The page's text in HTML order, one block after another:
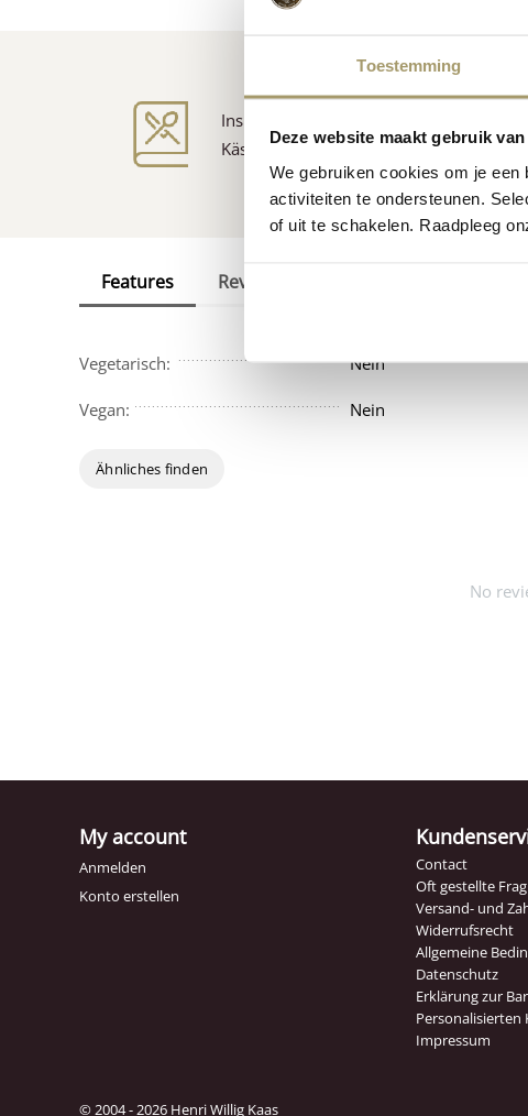
Toestemming
Deze website maakt gebruik
We gebruiken cookies om je
activiteiten te ondersteunen.
of uit te schakelen. Raadpleeg
Inspiration für
Käse
Rezepte
Features Reviews
Vegetarisch: Nein
Vegan: Nein
Ähnliches finden
No
My account
Anmelden
Konto erstellen
Contact
Oft gestellte
Versand- und
Widerrufsrecht
Allgemeine
Datenschutz
Erklärung zur
Personalisierten
Impressum
© 2004 - 2026 Henri Willig Kaas